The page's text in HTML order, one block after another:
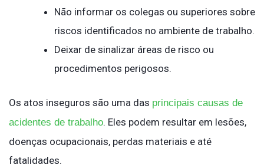
Não informar os colegas ou superiores sobre
riscos identificados no ambiente de trabalho.
Deixar de sinalizar áreas de risco ou
procedimentos perigosos.
Os atos inseguros são uma das principais causas de
acidentes de trabalho. Eles podem resultar em lesões,
doenças ocupacionais, perdas materiais e até
fatalidades.